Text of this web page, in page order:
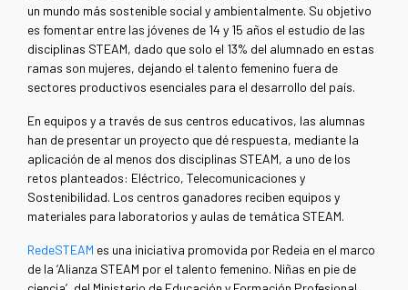
un mundo más sostenible social y ambientalmente. Su objetivo
es fomentar entre las jóvenes de 14 y 15 años el estudio de las
disciplinas STEAM, dado que solo el 13% del alumnado en estas
ramas son mujeres, dejando el talento femenino fuera de
sectores productivos esenciales para el desarrollo del país.
En equipos y a través de sus centros educativos, las alumnas
han de presentar un proyecto que dé respuesta, mediante la
aplicación de al menos dos disciplinas STEAM, a uno de los
retos planteados: Eléctrico, Telecomunicaciones y
Sostenibilidad. Los centros ganadores reciben equipos y
materiales para laboratorios y aulas de temática STEAM.
RedeSTEAM es una iniciativa promovida por Redeia en el marco
de la ‘Alianza STEAM por el talento femenino. Niñas en pie de